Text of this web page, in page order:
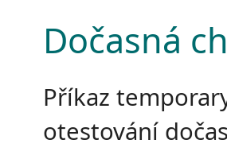
Dočasná
Příkaz
otestování